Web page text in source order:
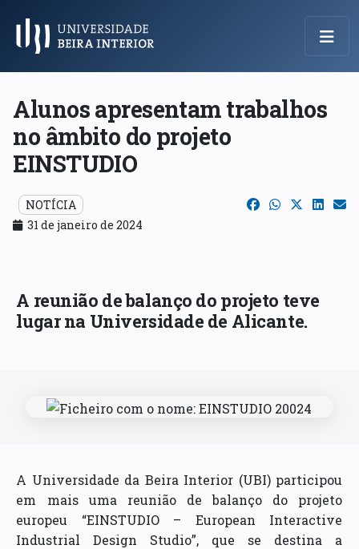
Menu Principal
Alunos apresentam trabalhos
no âmbito do projeto
EINSTUDIO
NOTÍCIA
31 de janeiro de 2024
A reunião de balanço do projeto teve
lugar na Universidade de Alicante.
A Universidade da Beira Interior (UBI) participou
em mais uma reunião de balanço do projeto
europeu “EINSTUDIO – European Interactive
Industrial Design Studio”, que se destina a